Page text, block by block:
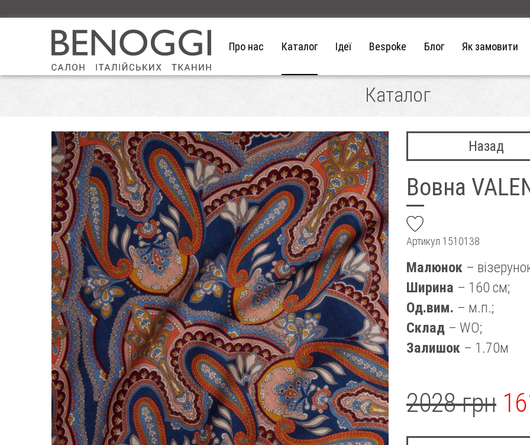
Про нас Каталог Ідеї Bespoke Блог Як замовити
Каталог
Назад
Вовна
Артикул 1510138
Малюнок –
Ширина – 160 см;
Од.вим. – м.п.;
Склад – WO;
Залишок – 1.70м
2028 грн